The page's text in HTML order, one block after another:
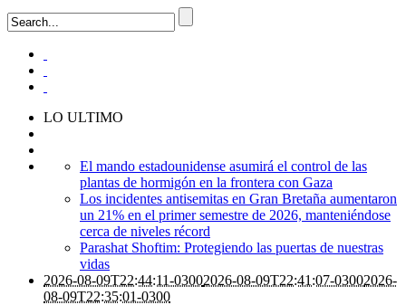
LO ULTIMO
El mando estadounidense asumirá el control de las
plantas de hormigón en la frontera con Gaza
Los incidentes antisemitas en Gran Bretaña aumentaron
un 21% en el primer semestre de 2026, manteniéndose
cerca de niveles récord
Parashat Shoftim: Protegiendo las puertas de nuestras
vidas
2026-08-09T22:44:11-03002026-08-09T22:41:07-03002026-
08-09T22:35:01-0300